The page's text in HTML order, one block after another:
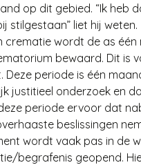
op dit gebied. “Ik heb
stilgestaan” liet hij weten.
crematie wordt de as één
bewaard. Dit is
Deze periode is één
justitieel onderzoek en
periode ervoor dat
beslissingen
wordt vaak pas in de
begrafenis geopend.